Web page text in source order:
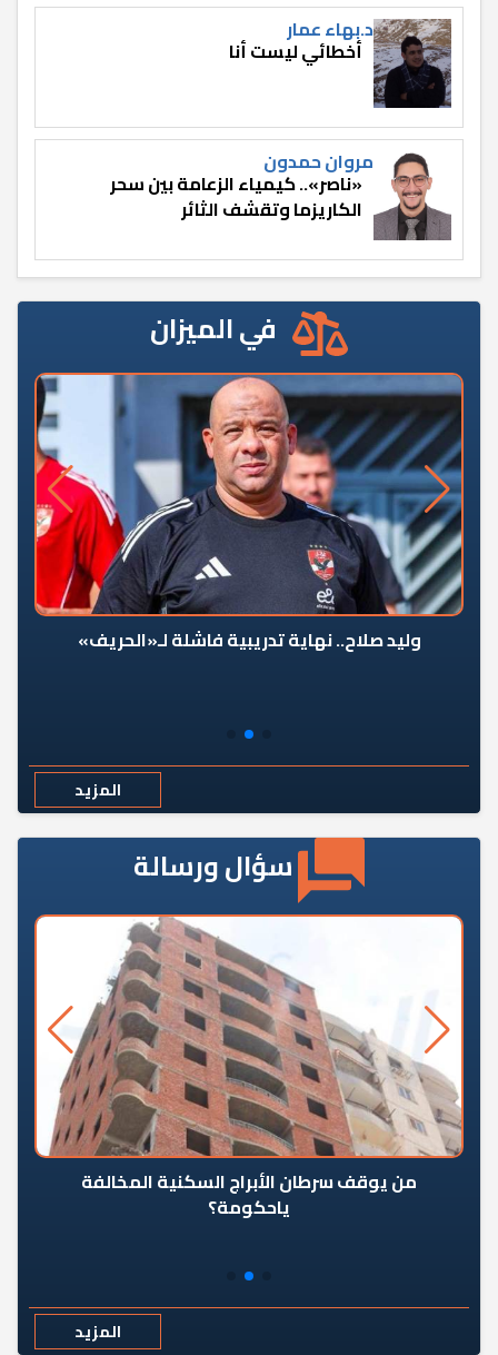
د.بهاء عمار
أخطائي ليست أنا
مروان حمدون
«ناصر».. كيمياء الزعامة بين سحر
الكاريزما وتقشف الثائر
في الميزان
وليد صلاح.. نهاية تدريبية فاشلة لـ«الحريف»
المزيد
سؤال ورسالة
من يوقف سرطان الأبراج السكنية المخالفة
ياحكومة؟
المزيد